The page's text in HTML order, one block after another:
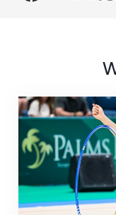
Nächster Halt: